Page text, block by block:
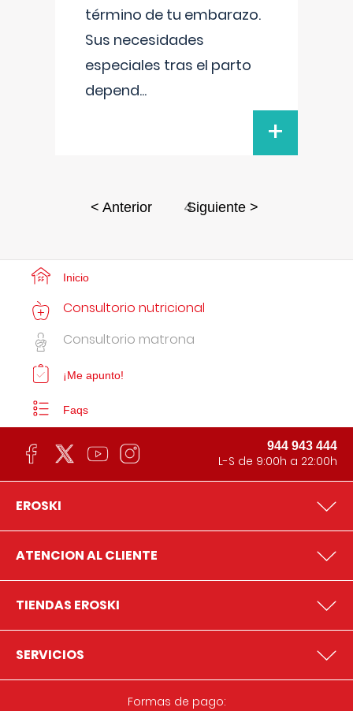
término de tu embarazo.
Sus necesidades
especiales tras el parto
depend...
+
< Anterior 4
Siguiente >
Inicio
Consultorio nutricional
Consultorio matrona
¡Me apunto!
Faqs
944 943 444
L-S de 9:00h a 22:00h
EROSKI
ATENCION AL CLIENTE
TIENDAS EROSKI
SERVICIOS
Formas de pago: